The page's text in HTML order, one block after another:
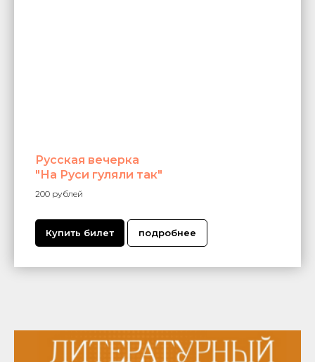
Русская вечерка
"На Руси гуляли так"
200 рублей
Купить билет подробнее